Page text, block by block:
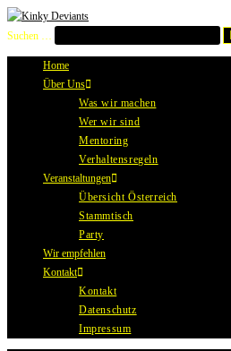
Zum
Inhalt
Suchen …
Home
Über Uns
Was wir machen
Wer wir sind
Mentoring
Verhaltensregeln
Veranstaltungen
Übersicht Österreich
Stammtisch
Party
Wir empfehlen
Kontakt
Kontakt
Datenschutz
Impressum